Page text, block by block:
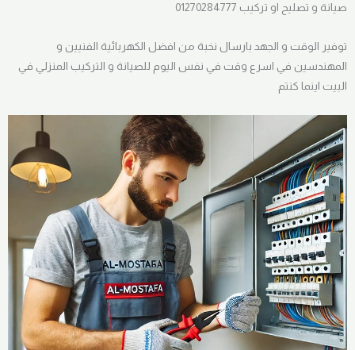
صيانة و تصليح او تركيب 01270284777
توفير الوقت و الجهد بارسال نخبة من افضل الكهربائية الفنيين و
المهندسين في اسرع وقت في نفس اليوم للصيانة و التركيب المنزلي في
البيت اينما كنتم